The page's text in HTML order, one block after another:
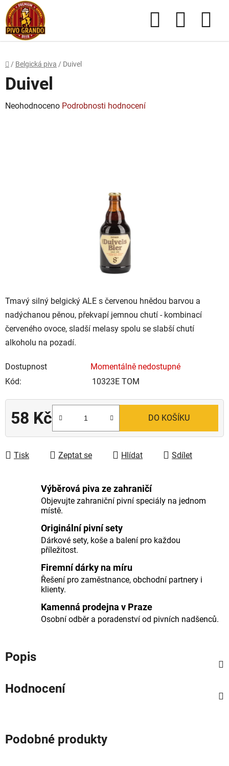
Přejít
na
obsah
Hledat
NÁKUPNÍ
Domů
/ Belgická piva / Duivel
Tmavý silný belgický ALE s červenou hnědou barvou a
nadýchanou pěnou, překvapí jemnou chutí - kombinací
červeného ovoce, sladší melasy spolu se slabší chutí
alkoholu na pozadí.
Dostupnost
Momentálně nedostupné
Kód:
10323E TOM
58 Kč
Měrná cena:
DO KOŠÍKU
Tisk Zeptat se Hlídat Sdílet
Duivel
Průměrné
Neohodnoceno Podrobnosti hodnocení
Výběrová piva ze zahraničí
Objevujte zahraniční pivní speciály na jednom
místě.
Originální pivní sety
Dárkové sety, koše a balení pro každou
příležitost.
Firemní dárky na míru
Řešení pro zaměstnance, obchodní partnery i
klienty.
Kamenná prodejna v Praze
Osobní odběr a poradenství od pivních nadšenců.
Popis
Hodnocení
Podobné produkty